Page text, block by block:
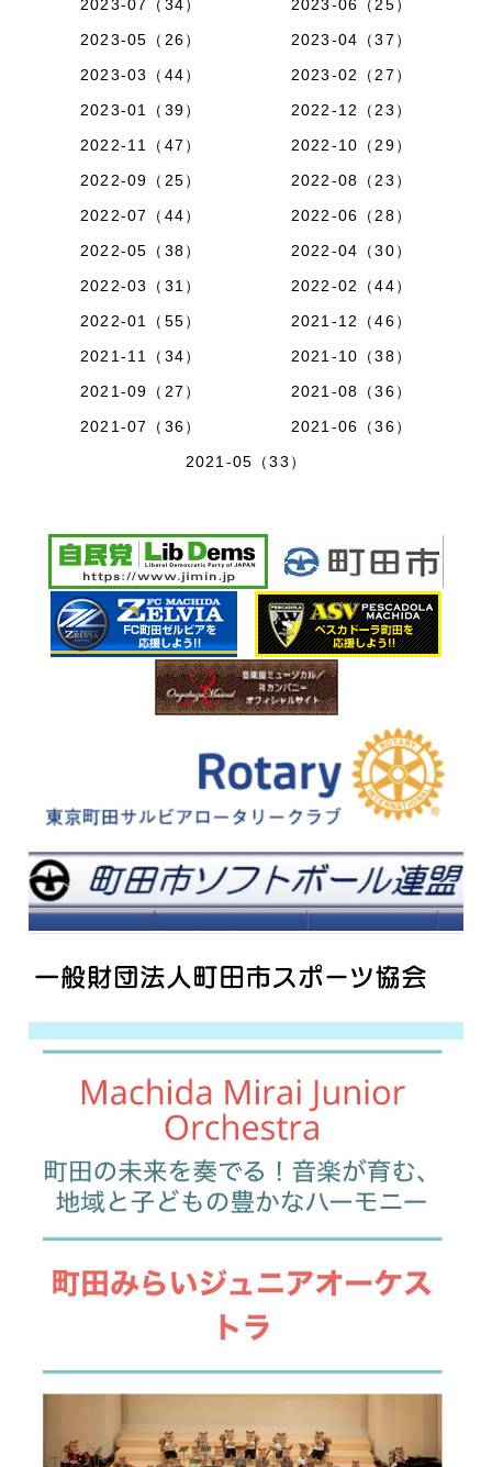
2023-07（34）
2023-06（25）
2023-05（26）
2023-04（37）
2023-03（44）
2023-02（27）
2023-01（39）
2022-12（23）
2022-11（47）
2022-10（29）
2022-09（25）
2022-08（23）
2022-07（44）
2022-06（28）
2022-05（38）
2022-04（30）
2022-03（31）
2022-02（44）
2022-01（55）
2021-12（46）
2021-11（34）
2021-10（38）
2021-09（27）
2021-08（36）
2021-07（36）
2021-06（36）
2021-05（33）